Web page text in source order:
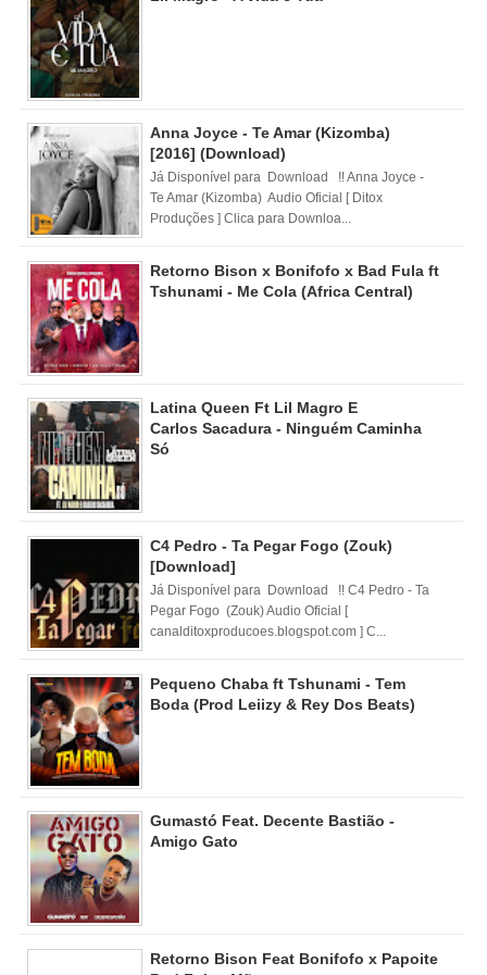
Anna Joyce - Te Amar (Kizomba)
[2016] (Download)
Já Disponível para Download !! Anna Joyce -
Te Amar (Kizomba) Audio Oficial [ Ditox
Produções ] Clica para Downloa...
Retorno Bison x Bonifofo x Bad Fula ft
Tshunami - Me Cola (Africa Central)
Latina Queen Ft Lil Magro E
Carlos Sacadura - Ninguém Caminha
Só
C4 Pedro - Ta Pegar Fogo (Zouk)
[Download]
Já Disponível para Download !! C4 Pedro - Ta
Pegar Fogo (Zouk) Audio Oficial [
canalditoxproducoes.blogspot.com ] C...
Pequeno Chaba ft Tshunami - Tem
Boda (Prod Leiizy & Rey Dos Beats)
Gumastó Feat. Decente Bastião -
Amigo Gato
Retorno Bison Feat Bonifofo x Papoite